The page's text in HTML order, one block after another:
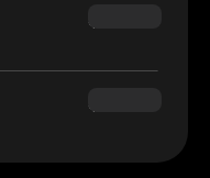
$160.00
$180.00